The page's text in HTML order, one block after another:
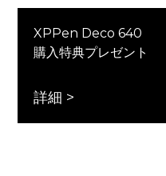
XPPen Deco 640
購入特典プレゼント
詳細 >